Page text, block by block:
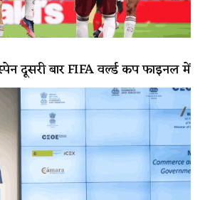
दूसरी बार FIFA वर्ल्ड कप फाइनल में